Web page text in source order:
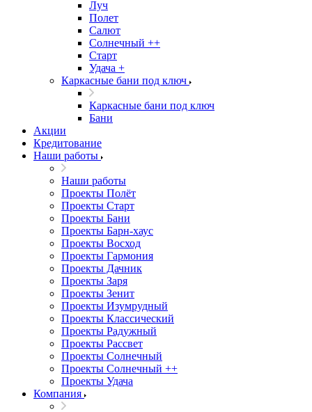
Луч
Полет
Салют
Солнечный ++
Старт
Удача +
Каркасные бани под ключ
Каркасные бани под ключ
Бани
Акции
Кредитование
Наши работы
Наши работы
Проекты Полёт
Проекты Старт
Проекты Бани
Проекты Барн-хаус
Проекты Восход
Проекты Гармония
Проекты Дачник
Проекты Заря
Проекты Зенит
Проекты Изумрудный
Проекты Классический
Проекты Радужный
Проекты Рассвет
Проекты Солнечный
Проекты Солнечный ++
Проекты Удача
Компания